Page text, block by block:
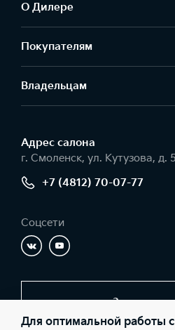
О Дилере
Покупателям
Владельцам
Адрес салонa
г. Смоленск, ул. Кутузова, д.
+7 (4812) 70-07-77
Соцсети
Заказать
Для оптимальной работы